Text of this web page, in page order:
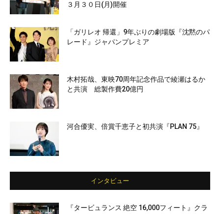
３月３０日(月)開催
「ガリレオ 帰還」9年ぶりの劇場版『沈黙のパ
レード』ジャパンプレミア
木村拓哉、東映70周年記念作品で綾瀬はるか
と共演 総製作費20億円
河合優実、倍賞千恵子と初共演『PLAN 75』
インタビュー
『タービュランス 絶空 16,000フィート』クラ